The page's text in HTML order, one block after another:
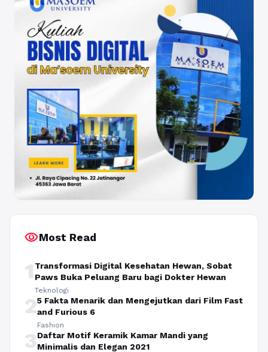
visibilityMost Read
1 Transformasi Digital Kesehatan Hewan, Sobat
Paws Buka Peluang Baru bagi Dokter Hewan
Teknologi
25 Fakta Menarik dan Mengejutkan dari Film Fast
and Furious 6
Fashion
3Daftar Motif Keramik Kamar Mandi yang
Minimalis dan Elegan 2021